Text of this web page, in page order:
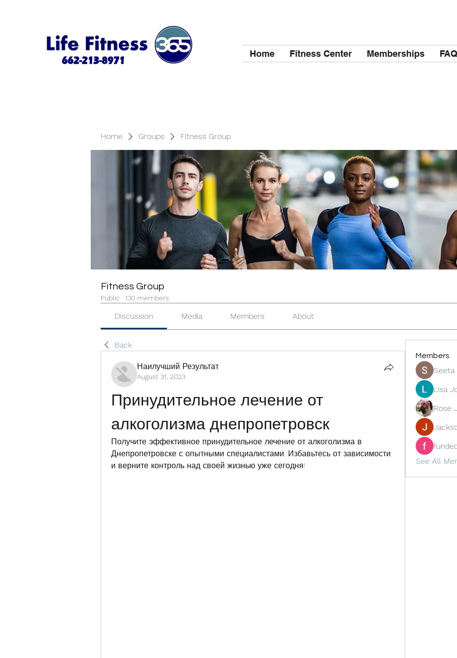
Home Fitness Center Memberships FAQ
Home Groups Fitness Group
Fitness Group
Public · 130 members
Discussion Media Members About
Back
Наилучший Результат
August 31, 2023
Принудительное лечение от
алкоголизма днепропетровск
Получите эффективное принудительное лечение от алкоголизма в
Днепропетровске с опытными специалистами. Избавьтесь от зависимости
и верните контроль над своей жизнью уже сегодня!
Members
Seeta
Lisa
Rose
See All